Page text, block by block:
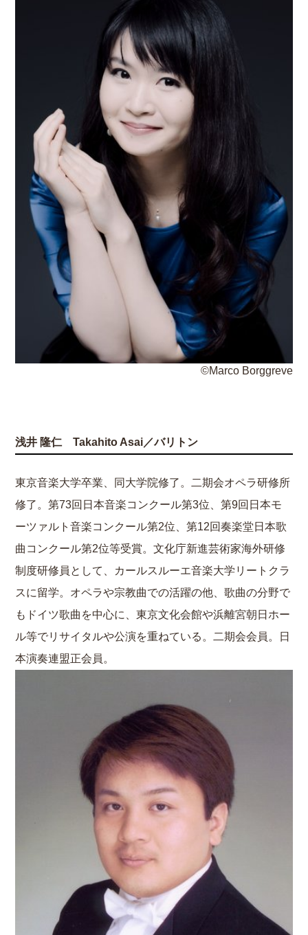
©Marco Borggreve
浅井 隆仁 Takahito Asai／バリトン
東京音楽大学卒業、同大学院修了。二期会オペラ研修所
修了。第73回日本音楽コンクール第3位、第9回日本モ
ーツァルト音楽コンクール第2位、第12回奏楽堂日本歌
曲コンクール第2位等受賞。文化庁新進芸術家海外研修
制度研修員として、カールスルーエ音楽大学リートクラ
スに留学。オペラや宗教曲での活躍の他、歌曲の分野で
もドイツ歌曲を中心に、東京文化会館や浜離宮朝日ホー
ル等でリサイタルや公演を重ねている。二期会会員。日
本演奏連盟正会員。